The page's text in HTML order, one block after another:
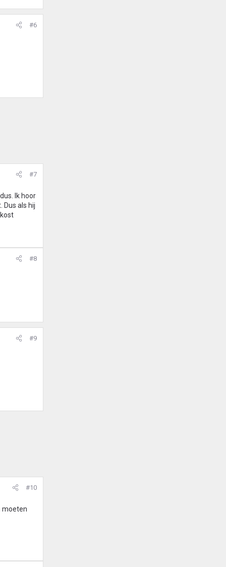
#6
#7
Ik hoor
Dus als hij
#8
#9
#10
moeten